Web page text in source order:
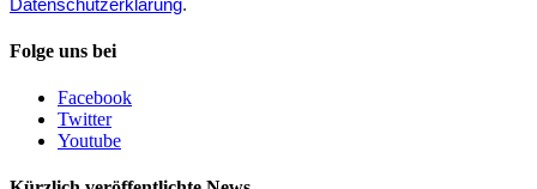
Folge uns bei
Facebook
Twitter
Youtube